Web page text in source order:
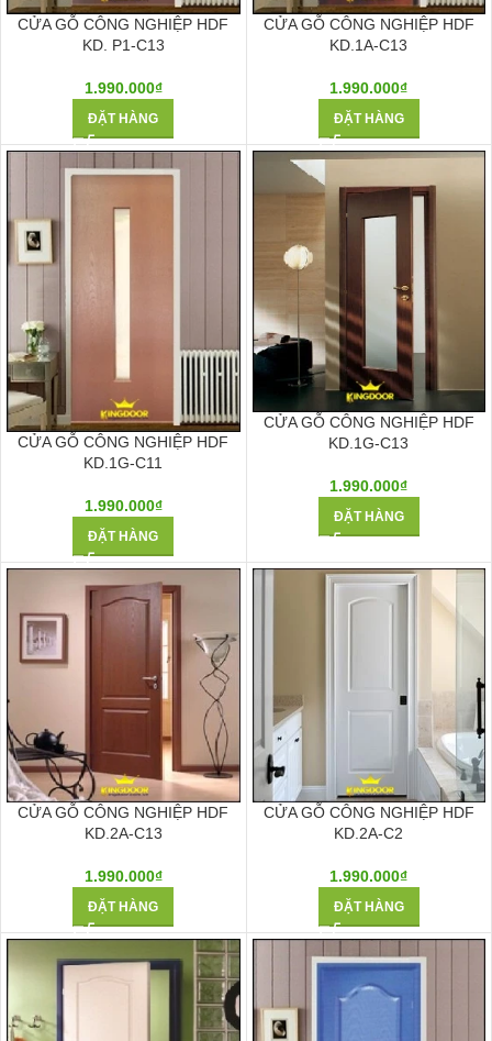
CỬA GỖ CÔNG NGHIỆP HDF
KD. P1-C13
1.990.000₫
ĐẶT HÀNG
CỬA GỖ CÔNG NGHIỆP HDF
KD.1A-C13
1.990.000₫
ĐẶT HÀNG
CỬA GỖ CÔNG NGHIỆP HDF
KD.1G-C11
1.990.000₫
ĐẶT HÀNG
CỬA GỖ CÔNG NGHIỆP HDF
KD.1G-C13
1.990.000₫
ĐẶT HÀNG
CỬA GỖ CÔNG NGHIỆP HDF
KD.2A-C13
1.990.000₫
ĐẶT HÀNG
CỬA GỖ CÔNG NGHIỆP HDF
KD.2A-C2
1.990.000₫
ĐẶT HÀNG